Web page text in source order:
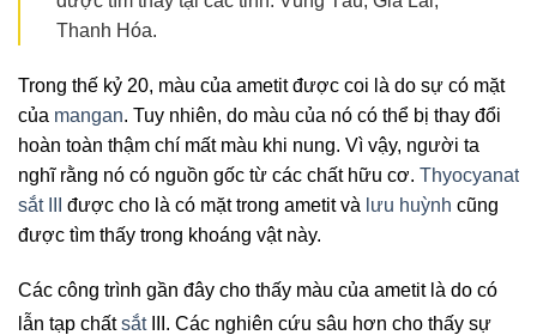
Thanh Hóa.
Trong thế kỷ 20, màu của ametit được coi là do sự có mặt
của mangan. Tuy nhiên, do màu của nó có thể bị thay đổi
hoàn toàn thậm chí mất màu khi nung. Vì vậy, người ta
nghĩ rằng nó có nguồn gốc từ các chất hữu cơ. Thyocyanat
sắt III
được cho là có mặt trong ametit và lưu huỳnh cũng
được tìm thấy trong khoáng vật này.
Các công trình gần đây cho thấy màu của ametit là do có
lẫn tạp chấtsắtIII . Các nghiên cứu sâu hơn cho thấy sự